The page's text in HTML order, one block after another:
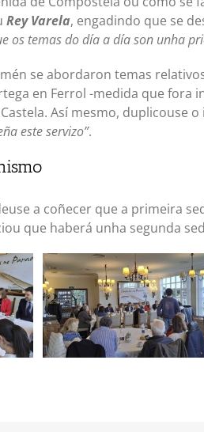
Rey Varela, engadindo que se
os temas do día a día son unha
se abordaron temas
en Ferrol -medida que fora
Así mesmo, duplicouse
este servizo”.
a coñecer que a primeira
que haberá unha segunda